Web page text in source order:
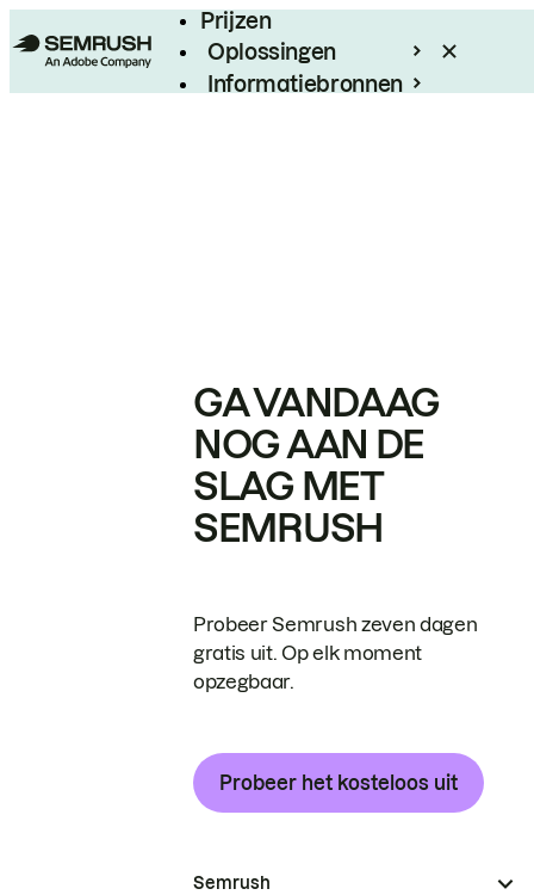
Prijzen
Oplossingen
Informatiebronnen
GA VANDAAG
NOG AAN DE
SLAG MET
SEMRUSH
Probeer Semrush zeven dagen
gratis uit. Op elk moment
opzegbaar.
Probeer het kosteloos uit
Semrush